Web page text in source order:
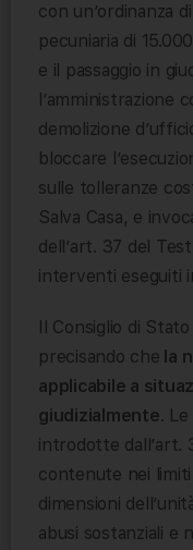
con un’ordinanza
pecuniaria di
e il passaggio in
l’amministrazione
demolizione
bloccare
sulle tolleranze
Salva Casa, e
dell’art. 37 del
interventi eseguiti
Il Consiglio di
precisando che la
applicabile a
giudizialmente.
introdotte dall’art.
contenute nei limiti
dimensioni
abusi sostanziali e